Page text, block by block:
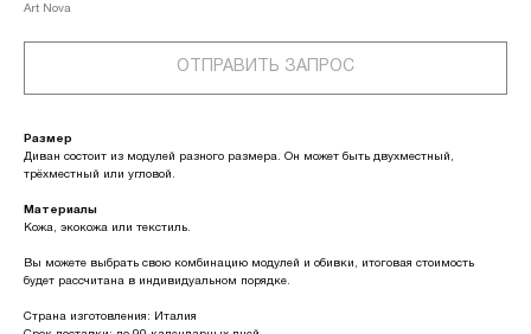
Art Nova
ОТПРАВИТЬ ЗАПРОС
Размер
Диван состоит из модулей разного размера. Он может быть двухместный,
трёхместный или угловой.
Материалы
Кожа, экокожа или текстиль.
Вы можете выбрать свою комбинацию модулей и обивки, итоговая стоимость
будет рассчитана в индивидуальном порядке.
Страна изготовления: Италия